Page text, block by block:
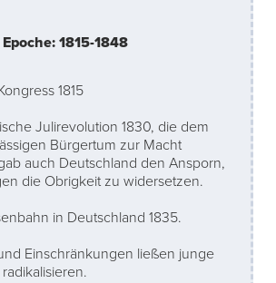
1815-1848
1815
Julirevolution 1830, die dem
Bürgertum zur Macht
auch Deutschland den Ansporn,
die Obrigkeit zu widersetzen.
in Deutschland 1835.
Einschränkungen ließen junge